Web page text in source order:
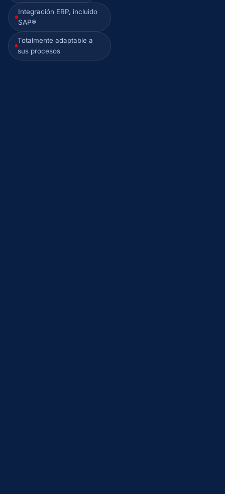
Integración ERP, incluido
SAP®
Totalmente adaptable a
sus procesos